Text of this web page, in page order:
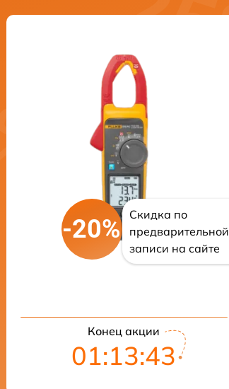
-20%
Скидка по
предварительной
записи на сайте
Конец акции
01:13:43